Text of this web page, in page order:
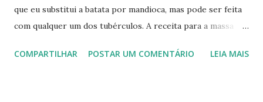
que eu substitui a batata por mandioca, mas pode ser feita
com qualquer um dos tubérculos. A receita para a massa
inteiro (usei a marca imperador, 300G, do pequeno e fino) 3
COMPARTILHAR POSTAR UM COMENTÁRIO LEIA MAIS